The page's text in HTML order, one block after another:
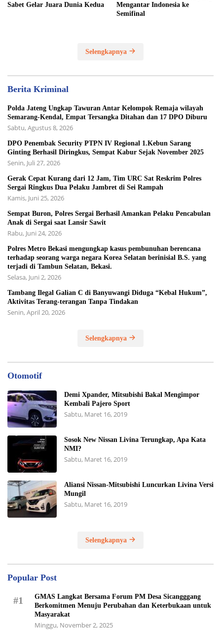
Sabet Gelar Juara Dunia Kedua
Mengantar Indonesia ke
Semifinal
Selengkapnya
Berita Kriminal
Polda Jateng Ungkap Tawuran Antar Kelompok Remaja wilayah
Semarang-Kendal, Empat Tersangka Ditahan dan 17 DPO Diburu
Sabtu, Agustus 8, 2026
DPO Penembak Security PTPN IV Regional 1.Kebun Sarang
Ginting Berhasil Diringkus, Sempat Kabur Sejak November 2025
Senin, Juli 27, 2026
Gerak Cepat Kurang dari 12 Jam, Tim URC Sat Reskrim Polres
Sergai Ringkus Dua Pelaku Jambret di Sei Rampah
Kamis, Juni 25, 2026
Sempat Buron, Polres Sergai Berhasil Amankan Pelaku Pencabulan
Anak di Sergai saat Lansir Sawit
Rabu, Juni 24, 2026
Polres Metro Bekasi mengungkap kasus pembunuhan berencana
terhadap seorang warga negara Korea Selatan berinisial B.S. yang
terjadi di Tambun Selatan, Bekasi.
Selasa, Juni 2, 2026
Tambang Ilegal Galian C di Banyuwangi Diduga “Kebal Hukum”,
Aktivitas Terang-terangan Tanpa Tindakan
Senin, April 20, 2026
Selengkapnya
Otomotif
Demi Xpander, Mitsubishi Bakal Mengimpor
Kembali Pajero Sport
Sabtu, Maret 16, 2019
Sosok New Nissan Livina Terungkap, Apa Kata
NMI?
Sabtu, Maret 16, 2019
Aliansi Nissan-Mitsubishi Luncurkan Livina Versi
Mungil
Sabtu, Maret 16, 2019
Selengkapnya
Popular Post
#1
GMAS Langkat Bersama Forum PM Desa Sicangggang
Berkomitmen Menuju Perubahan dan Keterbukaan untuk
Masyarakat
Minggu, November 2, 2025